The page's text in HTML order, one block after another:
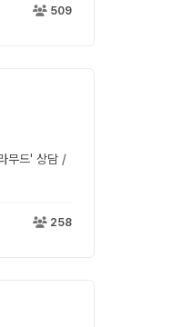
509
무드' 상담 /
258